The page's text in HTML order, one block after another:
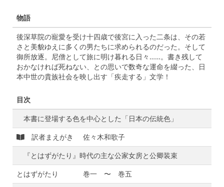
物語
後深草院の寵愛を受け十四歳で後宮に入った二条は、その若
さと美貌ゆえに多くの男たちに求められるのだった。そして
御所放逐。尼僧として旅に明け暮れる日々……。書き残して
おかなければ死ねない、との思いで数奇な運命を綴った、日
本中世の貴族社会を映し出す「疾走する」文学！
目次
本書に登場する色を中心とした「日本の伝統色」
訳者まえがき
佐々木和歌子
『とはずがたり』時代の主な公家女房と公卿装束
とはずがたり
巻一 〜 巻五